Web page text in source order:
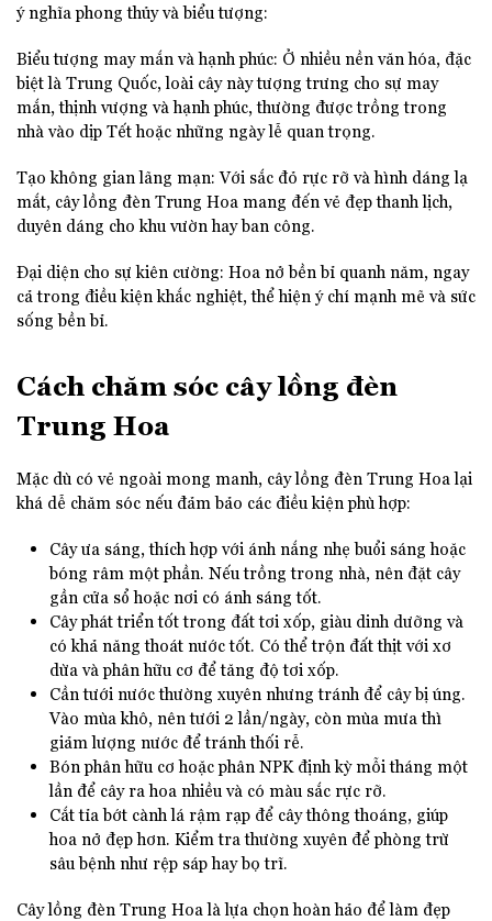
ý nghĩa phong thủy và biểu tượng:
Biểu tượng may mắn và hạnh phúc: Ở nhiều nền văn hóa, đặc
biệt là Trung Quốc, loài cây này tượng trưng cho sự may
mắn, thịnh vượng và hạnh phúc, thường được trồng trong
nhà vào dịp Tết hoặc những ngày lễ quan trọng.
Tạo không gian lãng mạn: Với sắc đỏ rực rỡ và hình dáng lạ
mắt, cây lồng đèn Trung Hoa mang đến vẻ đẹp thanh lịch,
duyên dáng cho khu vườn hay ban công.
Đại diện cho sự kiên cường: Hoa nở bền bỉ quanh năm, ngay
cả trong điều kiện khắc nghiệt, thể hiện ý chí mạnh mẽ và sức
sống bền bỉ.
Cách chăm sóc cây lồng đèn
Trung Hoa
Mặc dù có vẻ ngoài mong manh, cây lồng đèn Trung Hoa lại
khá dễ chăm sóc nếu đảm bảo các điều kiện phù hợp:
Cây ưa sáng, thích hợp với ánh nắng nhẹ buổi sáng hoặc
bóng râm một phần. Nếu trồng trong nhà, nên đặt cây
gần cửa sổ hoặc nơi có ánh sáng tốt.
Cây phát triển tốt trong đất tơi xốp, giàu dinh dưỡng và
có khả năng thoát nước tốt. Có thể trộn đất thịt với xơ
dừa và phân hữu cơ để tăng độ tơi xốp.
Cần tưới nước thường xuyên nhưng tránh để cây bị úng.
Vào mùa khô, nên tưới 2 lần/ngày, còn mùa mưa thì
giảm lượng nước để tránh thối rễ.
Bón phân hữu cơ hoặc phân NPK định kỳ mỗi tháng một
lần để cây ra hoa nhiều và có màu sắc rực rỡ.
Cắt tỉa bớt cành lá rậm rạp để cây thông thoáng, giúp
hoa nở đẹp hơn. Kiểm tra thường xuyên để phòng trừ
sâu bệnh như rệp sáp hay bọ trĩ.
Cây lồng đèn Trung Hoa là lựa chọn hoàn hảo để làm đẹp